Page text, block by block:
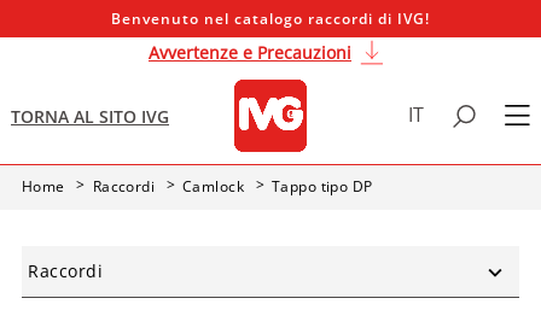
Benvenuto nel catalogo raccordi di IVG!
Avvertenze e Precauzioni
TORNA AL SITO IVG IT
Home Raccordi Camlock Tappo tipo DP
Raccordi